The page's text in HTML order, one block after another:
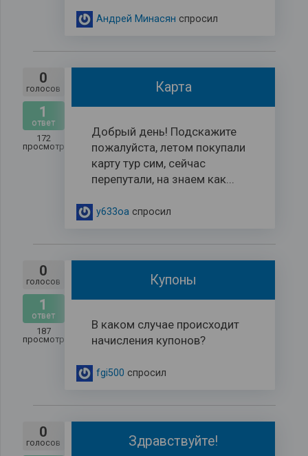
Андрей Минасян спросил
0
голосов
1
ответ
172
просмотров
Карта
Добрый день! Подскажите
пожалуйста, летом покупали
карту тур сим, сейчас
перепутали, на знаем как...
y633oa спросил
0
голосов
1
ответ
187
просмотров
Купоны
В каком случае происходит
начисления купонов?
fgi500 спросил
0
голосов Здравствуйте!